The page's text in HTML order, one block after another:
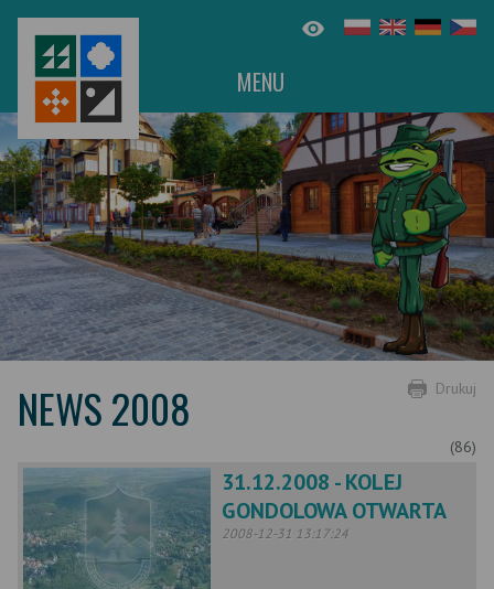
MENU
Drukuj
NEWS 2008
(86)
31.12.2008 - KOLEJ
GONDOLOWA OTWARTA
2008-12-31 13:17:24